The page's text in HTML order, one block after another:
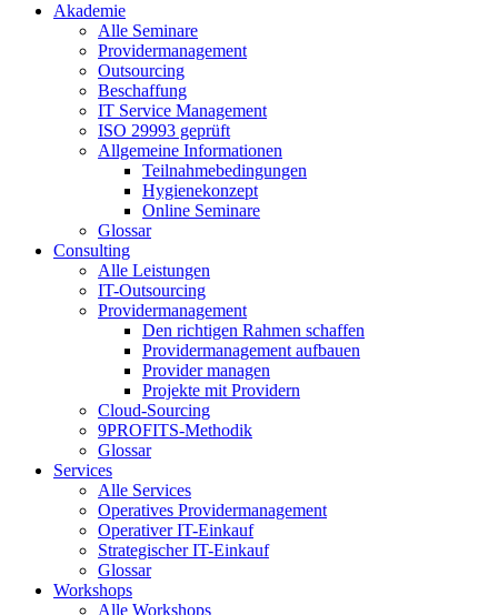
Akademie
Alle Seminare
Providermanagement
Outsourcing
Beschaffung
IT Service Management
ISO 29993 geprüft
Allgemeine Informationen
Teilnahmebedingungen
Hygienekonzept
Online Seminare
Glossar
Consulting
Alle Leistungen
IT-Outsourcing
Providermanagement
Den richtigen Rahmen schaffen
Providermanagement aufbauen
Provider managen
Projekte mit Providern
Cloud-Sourcing
9PROFITS-Methodik
Glossar
Services
Alle Services
Operatives Providermanagement
Operativer IT-Einkauf
Strategischer IT-Einkauf
Glossar
Workshops
Alle Workshops